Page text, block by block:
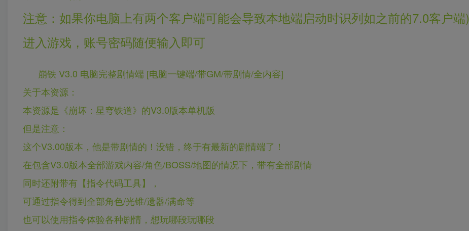
注意：如果你电脑上有两个客户端可能会导致本地端启动时识列如之前的7.0客户端)
进入游戏，账号密码随便输入即可
崩铁 V3.0 电脑完整剧情端 [电脑一键端/带GM/带剧情/全内容]
关于本资源：
本资源是《崩坏：星穹铁道》的V3.0版本单机版
但是注意：
这个V3.00版本，他是带剧情的！没错，终于有最新的剧情端了！
在包含V3.0版本全部游戏内容/角色/BOSS/地图的情况下，带有全部剧情
同时还附带有【指令代码工具】，
可通过指令得到全部角色/光锥/遗器/满命等
也可以使用指令体验各种剧情，想玩哪段玩哪段